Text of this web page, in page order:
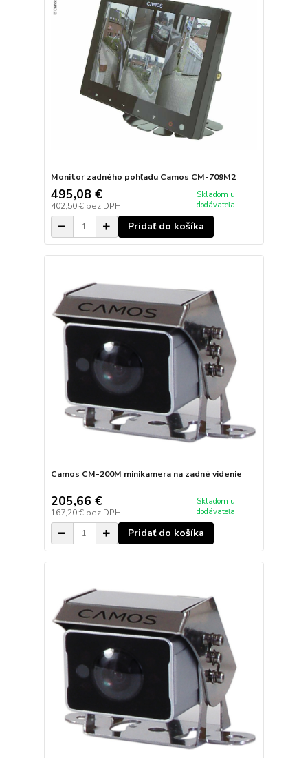
Monitor zadného pohľadu Camos CM-709M2
495,08 €
402,50 € bez DPH
Skladom u
dodávateľa
Pridať do košíka
Camos CM-200M minikamera na zadné videnie
205,66 €
167,20 € bez DPH
Skladom u
dodávateľa
Pridať do košíka